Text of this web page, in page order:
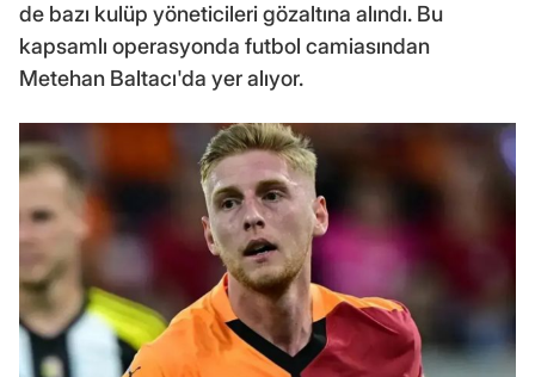
de bazı kulüp yöneticileri gözaltına alındı. Bu
kapsamlı operasyonda futbol camiasından
Metehan Baltacı'da yer alıyor.